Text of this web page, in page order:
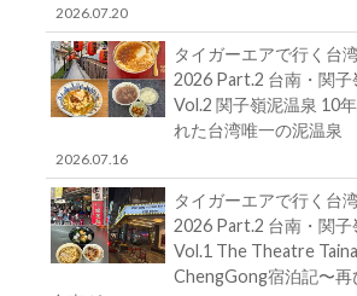
2026.07.20
タイガーエアで行く台
2026 Part.2 台南・関子
Vol.2 関子嶺泥温泉 10
れた台湾唯一の泥温泉
2026.07.16
タイガーエアで行く台
2026 Part.2 台南・関子
Vol.1 The Theatre
ChengGong宿泊記〜再